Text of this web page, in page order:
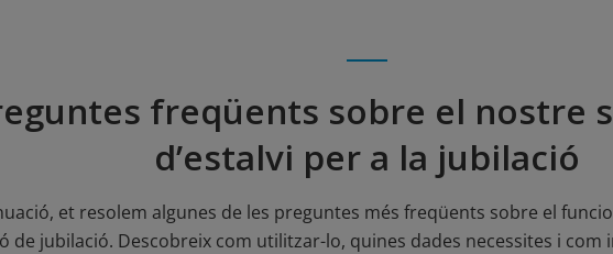
freqüents sobre el nostre
d’estalvi per a la jubilació
et resolem algunes de les preguntes més freqüents sobre el
de jubilació. Descobreix com utilitzar-lo, quines dades necessites i